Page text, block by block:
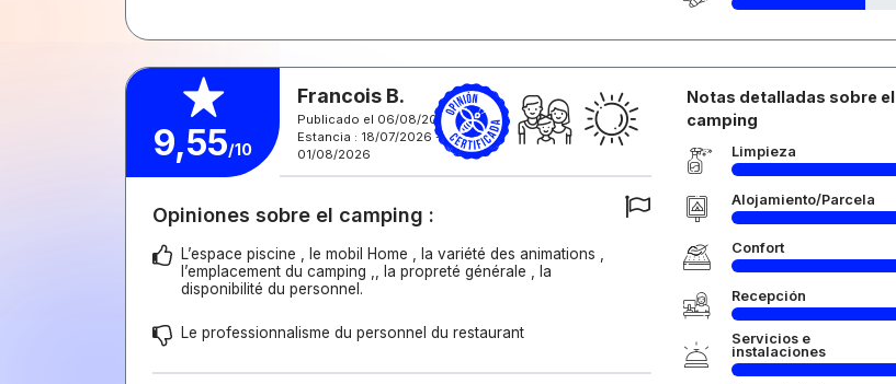
9,55/10
Francois B.
Publicado el 06/08/2026
Estancia : 18/07/2026 -
01/08/2026
Opiniones sobre el camping :
L’espace piscine , le mobil Home , la variété des animations ,
l’emplacement du camping ,, la propreté générale , la
disponibilité du personnel.
Le professionnalisme du personnel du restaurant
Notas detalladas sobre el
camping
Limpieza
Alojamiento/Parcela
Confort
Recepción
Servicios e
instalaciones